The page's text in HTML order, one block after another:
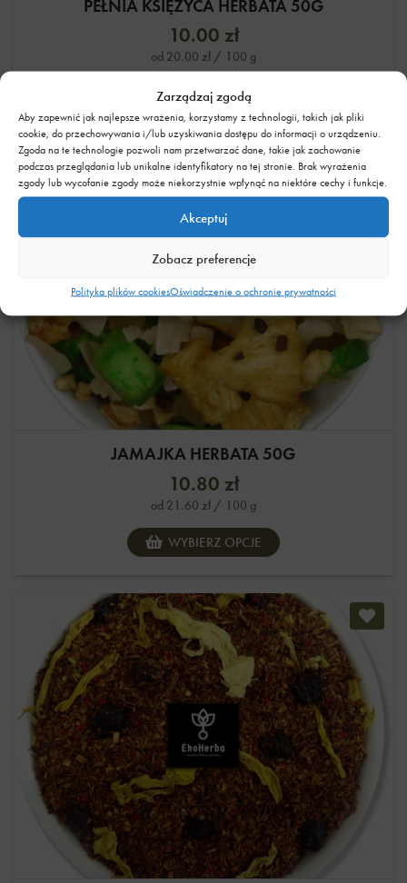
Zarządzaj zgodą
Aby zapewnić jak najlepsze wrażenia, korzystamy z technologii, takich jak pliki
cookie, do przechowywania i/lub uzyskiwania dostępu do informacji o urządzeniu.
Zgoda na te technologie pozwoli nam przetwarzać dane, takie jak zachowanie
podczas przeglądania lub unikalne identyfikatory na tej stronie. Brak wyrażenia
zgody lub wycofanie zgody może niekorzystnie wpłynąć na niektóre cechy i funkcje.
Akceptuj
Zobacz preferencje
Polityka plików cookiesOświadczenie o ochronie prywatności
PEŁNIA KSIĘŻYCA HERBATA 50G
10.00 zł
od 20.00 zł / 100 g
WYBIERZ OPCJE
JAMAJKA HERBATA 50G
10.80 zł
od 21.60 zł / 100 g
WYBIERZ OPCJE